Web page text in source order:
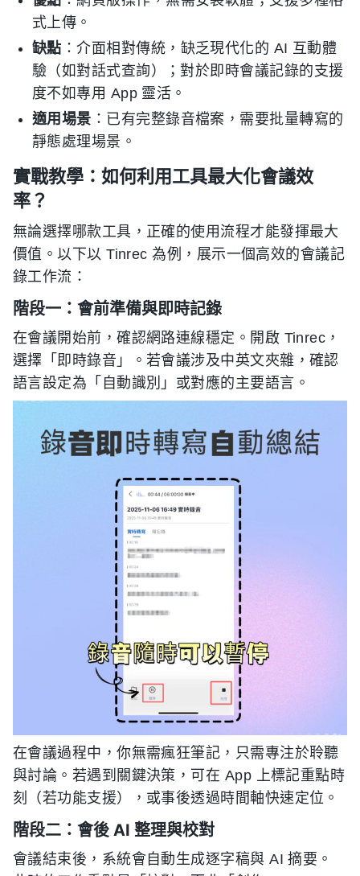
式上傳。
缺點 ：介面相對傳統，缺乏現代化的 AI 互動體
驗（如對話式查詢）；對於即時會議記錄的支援
度不如專用 App 靈活。
適用場景 ：已有完整錄音檔案，需要批量轉寫的
靜態處理場景。
實戰教學：如何利用工具最大化會議效
率？
無論選擇哪款工具，正確的使用流程才能發揮最大
價值。以下以 Tinrec 為例，展示一個高效的會議記
錄工作流：
階段一：會前準備與即時記錄
在會議開始前，確認網路連線穩定。開啟 Tinrec，
選擇「即時錄音」。若會議涉及中英文夾雜，確認
語言設定為「自動識別」或對應的主要語言。
在會議過程中，你無需瘋狂筆記，只需專注於聆聽
與討論。若遇到關鍵決策，可在 App 上標記重點時
刻（若功能支援），或事後透過時間軸快速定位。
階段二：會後 AI 整理與校對
會議結束後，系統會自動生成逐字稿與 AI 摘要。